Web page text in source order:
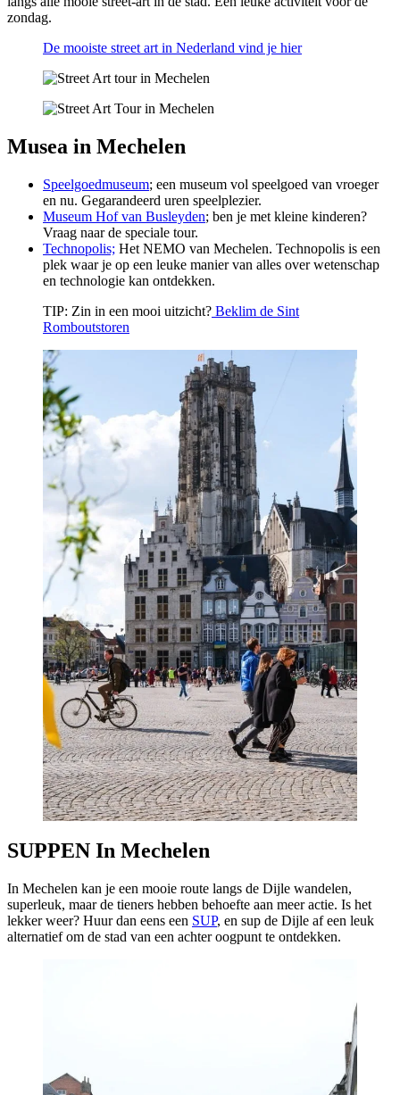
zondag.
De mooiste street art in Nederland vind je hier
Musea in Mechelen
Speelgoedmuseum; een museum vol speelgoed van vroeger
en nu. Gegarandeerd uren speelplezier.
Museum Hof van Busleyden; ben je met kleine kinderen?
Vraag naar de speciale tour.
Technopolis; Het NEMO van Mechelen. Technopolis is een
plek waar je op een leuke manier van alles over wetenschap
en technologie kan ontdekken.
TIP: Zin in een mooi uitzicht? Beklim de Sint
Romboutstoren
SUPPEN In Mechelen
In Mechelen kan je een mooie route langs de Dijle wandelen,
superleuk, maar de tieners hebben behoefte aan meer actie. Is het
lekker weer? Huur dan eens een SUP, en sup de Dijle af een leuk
alternatief om de stad van een achter oogpunt te ontdekken.